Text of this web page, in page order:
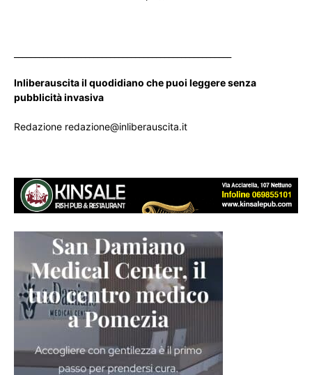
Inliberauscita il quodidiano che puoi leggere senza
pubblicità invasiva
Redazione redazione@inliberauscita.it